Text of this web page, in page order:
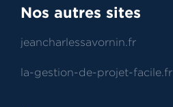
Nos autres sites
jeancharlessavornin.fr
la-gestion-de-projet-facile.fr